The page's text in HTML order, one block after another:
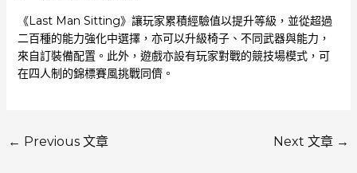
《Last Man Sitting》讓玩家累積經驗值以提升等級，並從超過
二百種的能力強化中選擇，亦可以升級椅子、不同武器與能力，
來自訂裝備配置。此外，遊戲亦設有玩家對戰的競技場模式，可
在四人制的錦標賽風挑戰同儕。
← Previous 文章 Next 文章 →